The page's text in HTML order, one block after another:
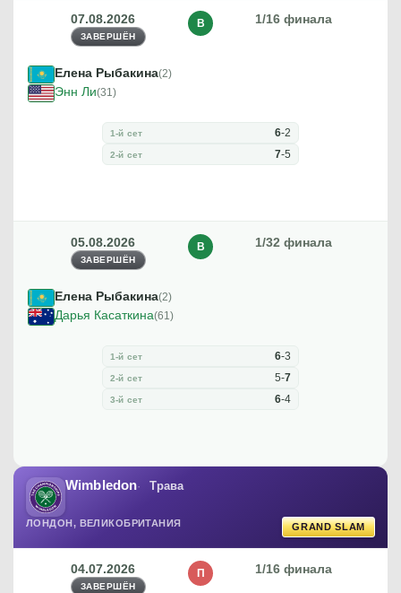
07.08.2026
ЗАВЕРШЁН
1/16 финала
В
Елена Рыбакина(2)
Энн Ли(31)
1-й сет 6-2
2-й сет 7-5
05.08.2026
ЗАВЕРШЁН
1/32 финала
В
Елена Рыбакина(2)
Дарья Касаткина(61)
1-й сет 6-3
2-й сет 5-7
3-й сет 6-4
Wimbledon Трава
ЛОНДОН, ВЕЛИКОБРИТАНИЯ GRAND SLAM
04.07.2026
ЗАВЕРШЁН
1/16 финала
П